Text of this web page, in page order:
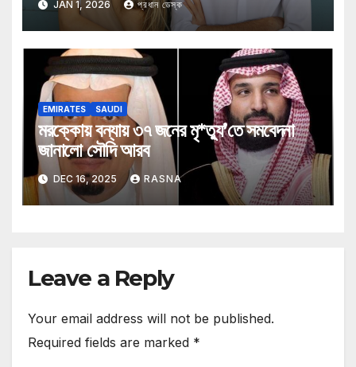
JAN 1, 2026 প্রধান ডেস্ক
EMIRATES SAUDI
মরক্কোয় বন্যায় ৩৭ জনের মৃ*ত্যু’তে সমবেদনা
জানালো সৌদি আরব
DEC 16, 2025 RASNA
Leave a Reply
Your email address will not be published.
Required fields are marked *